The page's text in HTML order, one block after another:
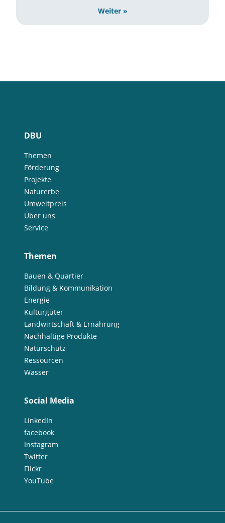
Weiter »
DBU
Themen
Förderung
Projekte
Naturerbe
Umweltpreis
Über uns
Service
Themen
Bauen & Quartier
Bildung & Kommunikation
Energie
Kulturgüter
Landwirtschaft & Ernährung
Nachhaltige Produkte
Naturschutz
Ressourcen
Wasser
Social Media
LinkedIn
facebook
Instagram
Twitter
Flickr
YouTube